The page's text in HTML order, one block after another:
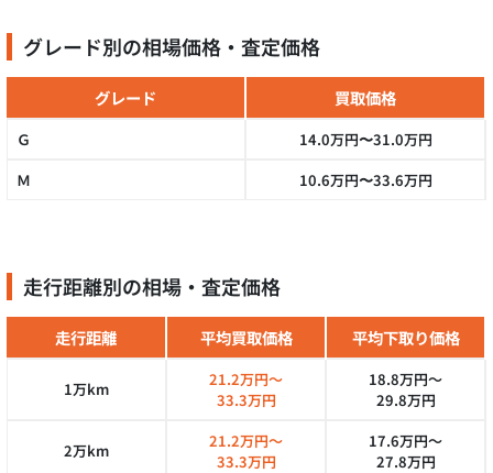
グレード別の相場価格・査定価格
グレード 買取価格
Ｇ
14.0万円〜31.0万円
Ｍ
10.6万円〜33.6万円
走行距離別の相場・査定価格
走行距離 平均買取価格 平均下取り価格
1万km
21.2万円～
33.3万円
18.8万円～
29.8万円
2万km
21.2万円～
33.3万円
17.6万円～
27.8万円